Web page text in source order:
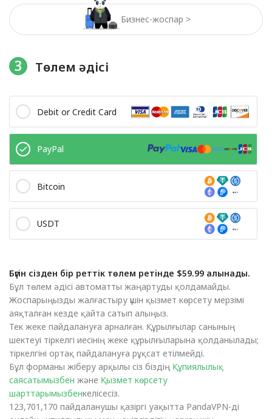
Бизнес-жоспар >
3 Төлем әдісі
Debit or Credit Card
PayPal
Bitcoin
USDT
Бүгін сізден бір реттік төлем ретінде $59.99 алынады.
Бұл төлем әдісі автоматты жаңартуды қолдамайды.
Жоспарыңызды жалғастыру үшін қызмет көрсету мерзімі
аяқталған кезде қайта сатып алыңыз.
Тек жеке пайдалануға арналған. Құрылғылар санының
шектеуі тіркелгі иесінің жеке құрылғыларына қолданылады;
тіркелгіні ортақ пайдалануға рұқсат етілмейді.
Бұл форманы жіберу арқылы сіз біздің Құпиялылық
саясатымызбен және Қызмет көрсету
шарттарымызбенкелісесіз.
123,701,170 пайдаланушы қазіргі уақытта PandaVPN-ді